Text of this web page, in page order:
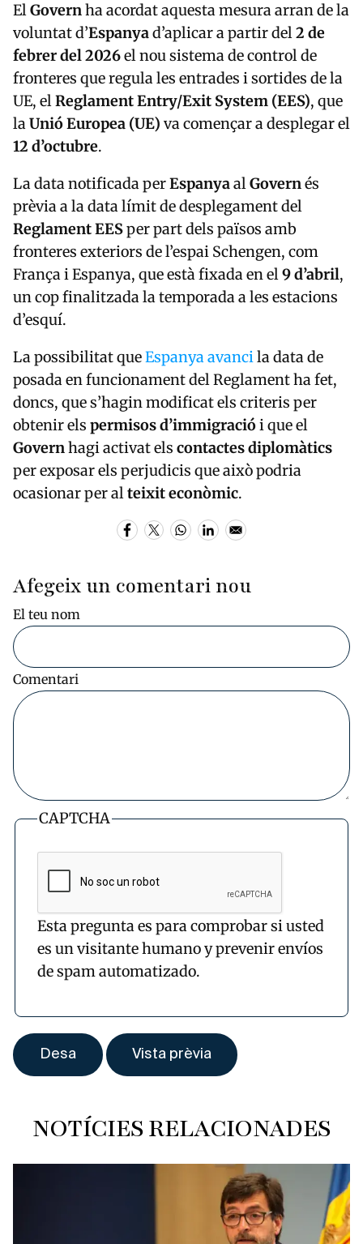
ElGovernha acordat aquesta mesura arran de la
voluntat d’Espanyad’aplicar a partir del2 de
febrer del 2026el nou sistema de control de
fronteres que regula les entrades i sortides de la
UE, elReglament Entry/Exit System (EES), que
laUnió Europea (UE) va començar a desplegar el
12 d’octubre.
La data notificada perEspanyaalGovernés
prèvia a la data límit de desplegament del
Reglament EESper part dels països amb
fronteres exteriors de l’espai Schengen, com
França i Espanya, que està fixada en el9 d’abril,
un cop finalitzada la temporada a les estacions
d’esquí.
La possibilitat queEspanya avancila data de
posada en funcionament del Reglament ha fet,
doncs, que s’hagin modificat els criteris per
obtenir els permisos d’immigraciói que el
Governhagi activat els contactes diplomàtics
per exposar els perjudicis que això podria
ocasionar per alteixit econòmic.
Afegeix un comentari nou
El teu nom
Comentari
CAPTCHA
Esta pregunta es para comprobar si usted
es un visitante humano y prevenir envíos
de spam automatizado.
NOTÍCIES RELACIONADES